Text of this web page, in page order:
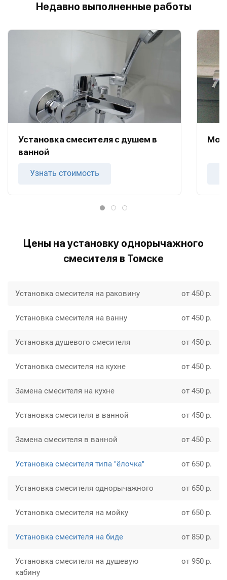
Недавно выполненные работы
Установка смесителя с душем в
ванной
Узнать стоимость
Цены на установку однорычажного
смесителя в Томске
Установка смесителя на раковину от 450 р.
Установка смесителя на ванну от 450 р.
Установка душевого смесителя от 450 р.
Установка смесителя на кухне от 450 р.
Замена смесителя на кухне от 450 р.
Установка смесителя в ванной от 450 р.
Замена смесителя в ванной от 450 р.
Установка смесителя типа "ёлочка" от 650 р.
Установка смесителя однорычажного от 650 р.
Установка смесителя на мойку от 650 р.
Установка смесителя на биде от 850 р.
Установка смесителя на душевую
кабину
от 950 р.